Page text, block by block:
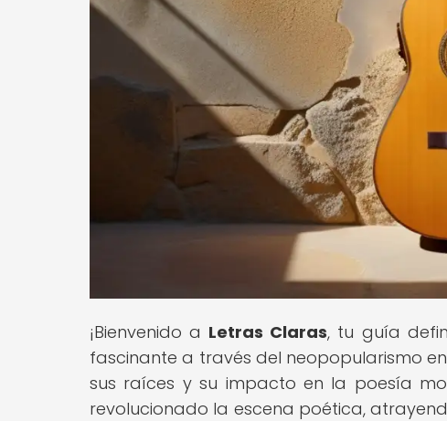
¡Bienvenido a Letras Claras, tu guía
fascinante a través del neopopularismo
sus raíces y su impacto en la poesía
revolucionado la escena poética,